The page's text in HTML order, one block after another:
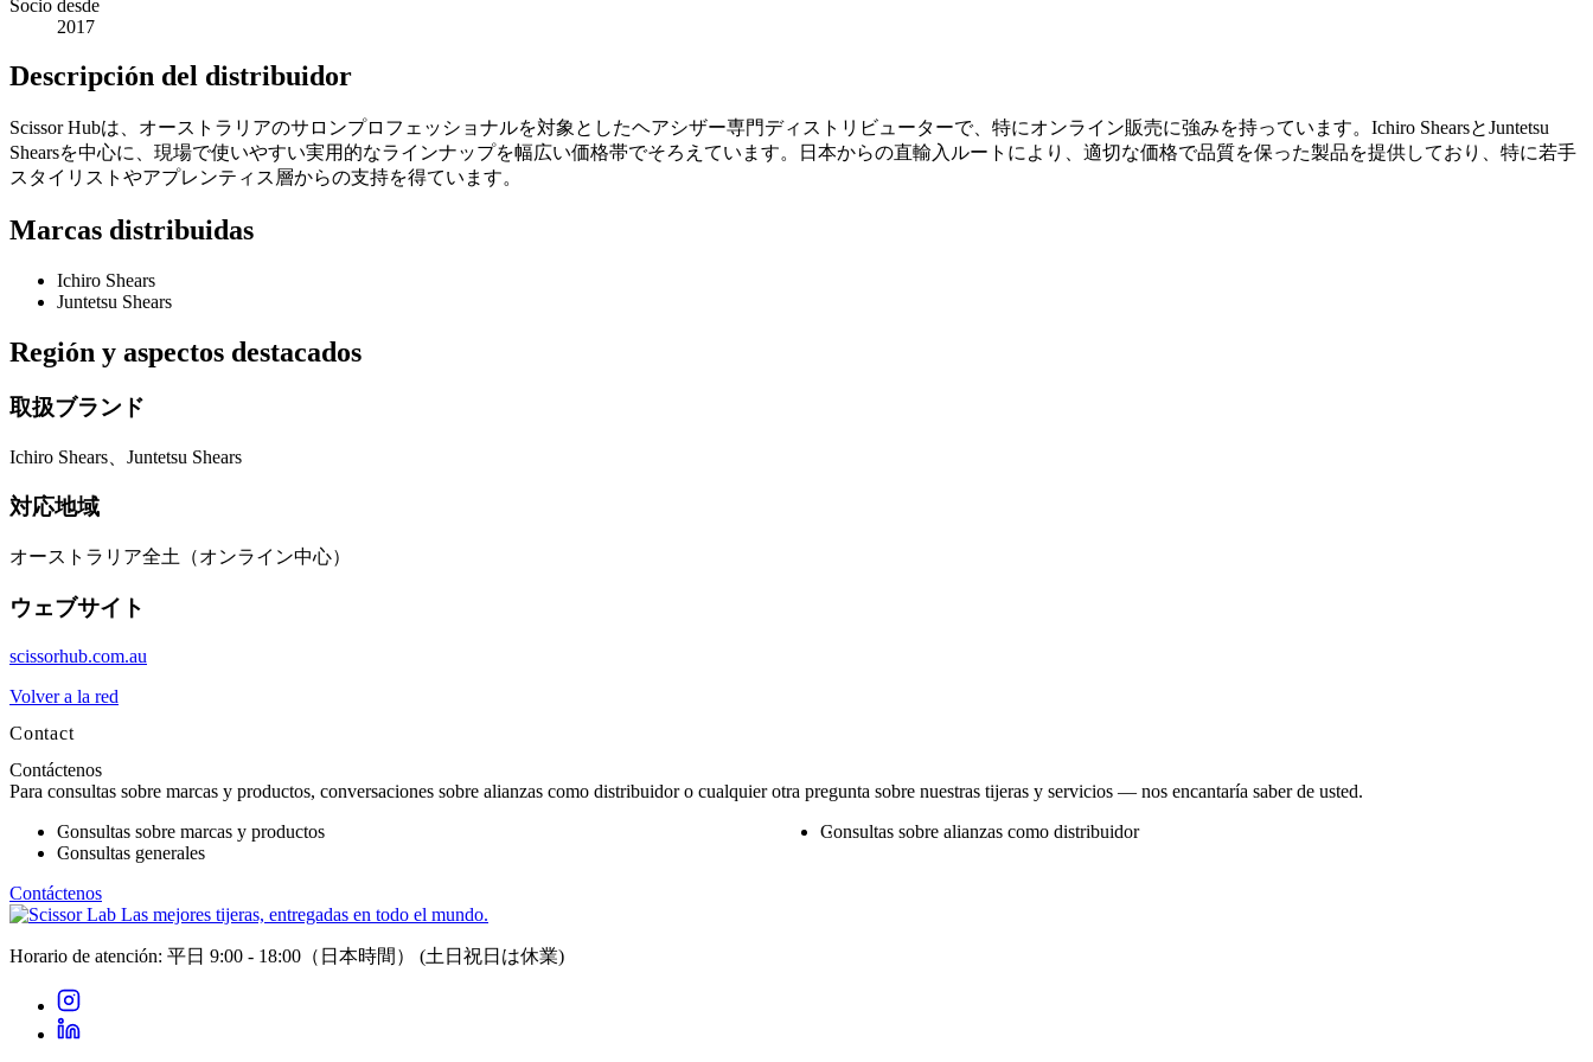
Socio desde
2017
Descripción del distribuidor
Scissor Hubは、オーストラリアのサロンプロフェッショナルを対象としたヘアシザー専門ディストリビューターで、特にオンライン販売に強みを持っています。Ichiro ShearsとJuntetsu
Shearsを中心に、現場で使いやすい実用的なラインナップを幅広い価格帯でそろえています。日本からの直輸入ルートにより、適切な価格で品質を保った製品を提供しており、特に若手
スタイリストやアプレンティス層からの支持を得ています。
Marcas distribuidas
Ichiro Shears
Juntetsu Shears
Región y aspectos destacados
取扱ブランド
Ichiro Shears、Juntetsu Shears
対応地域
オーストラリア全土（オンライン中心）
ウェブサイト
scissorhub.com.au
Volver a la red
Contact
Contáctenos
Para consultas sobre marcas y productos, conversaciones sobre alianzas como distribuidor o cualquier otra pregunta sobre nuestras tijeras y servicios — nos encantaría saber de usted.
Consultas sobre marcas y productos
Consultas sobre alianzas como distribuidor
Consultas generales
Contáctenos
Las mejores tijeras, entregadas en todo el mundo.
Horario de atención: 平日 9:00 - 18:00（日本時間） (土日祝日は休業)